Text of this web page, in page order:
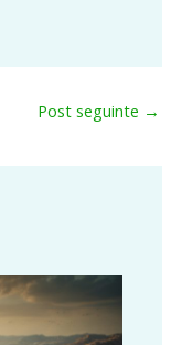
Post seguinte →